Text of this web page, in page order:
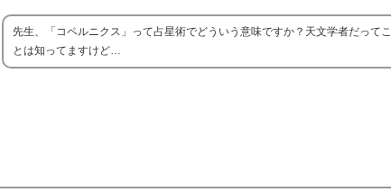
先生、「コペルニクス」って占星術でどういう意味ですか？天文学者だってこ
とは知ってますけど…